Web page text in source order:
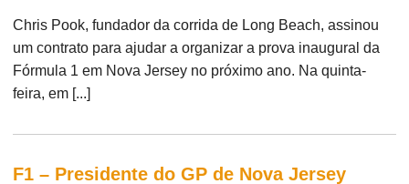
Chris Pook, fundador da corrida de Long Beach, assinou
um contrato para ajudar a organizar a prova inaugural da
Fórmula 1 em Nova Jersey no próximo ano. Na quinta-
feira, em [...]
F1 – Presidente do GP de Nova Jersey